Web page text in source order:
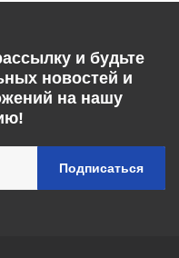
и будьте
новостей и
на нашу